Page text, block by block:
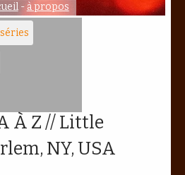
-à propos
séries
À Z // Little
NY, USA